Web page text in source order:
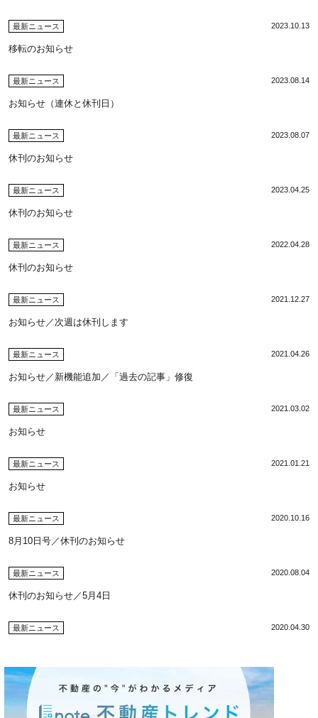
最新ニュース 2023.10.13
移転のお知らせ
最新ニュース 2023.08.14
お知らせ（連休と休刊日）
最新ニュース 2023.08.07
休刊のお知らせ
最新ニュース 2023.04.25
休刊のお知らせ
最新ニュース 2022.04.28
休刊のお知らせ
最新ニュース 2021.12.27
お知らせ／次週は休刊します
最新ニュース 2021.04.26
お知らせ／新機能追加／「過去の記事」修復
最新ニュース 2021.03.02
お知らせ
最新ニュース 2021.01.21
お知らせ
最新ニュース 2020.10.16
8月10日号／休刊のお知らせ
最新ニュース 2020.08.04
休刊のお知らせ／5月4日
最新ニュース 2020.04.30